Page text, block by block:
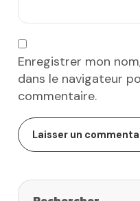
Enregistrer mon
dans le navigateur
commentaire.